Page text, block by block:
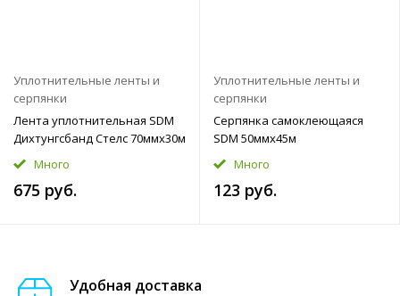
Уплотнительные ленты и
серпянки
Лента уплотнительная SDM
Дихтунгсбанд Стелс 70ммx30м
Много
675 руб.
Уплотнительные ленты и
серпянки
Серпянка самоклеющаяся
SDM 50ммx45м
Много
123 руб.
Удобная доставка